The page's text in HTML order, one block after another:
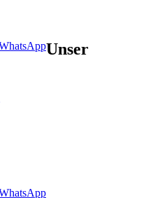
Unser